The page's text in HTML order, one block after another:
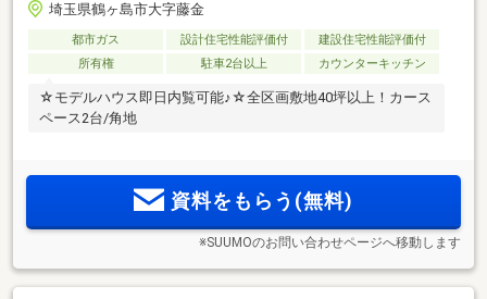
埼玉県鶴ヶ島市大字藤金
都市ガス 設計住宅性能評価付
建設住宅性能評価付
所有権
駐車2台以上 カウンターキッチン
☆モデルハウス即日内覧可能♪☆全区画敷地40坪以上！カース
ペース2台/角地
資料をもらう(無料)
※SUUMOのお問い合わせページへ移動します